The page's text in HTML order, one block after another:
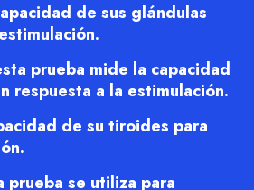
de sus glándulas
prueba mide la capacidad
respuesta a la estimulación.
de su tiroides para
prueba se utiliza para